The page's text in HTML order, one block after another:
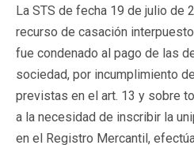
La STS de fecha 19 de julio de
recurso de casación
fue condenado al pago de las
sociedad, por incumplimiento
previstas en el art. 13 y sobre
a la necesidad de inscribir la
en el Registro Mercantil,